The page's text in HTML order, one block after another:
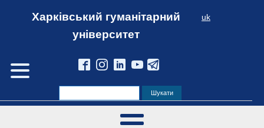
Харківський гуманітарний
університет
uk